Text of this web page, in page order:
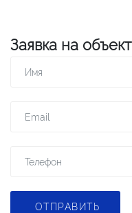
Заявка на объект
ОТПРАВИТЬ